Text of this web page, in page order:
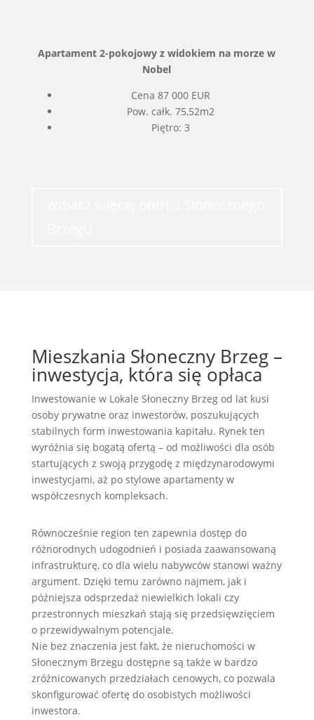
Apartament 2-pokojowy z widokiem na morze w
Nobel
Cena 87 000 EUR
Pow. całk. 75,52m2
Piętro: 3
Mieszkania Słoneczny Brzeg –
inwestycja, która się opłaca
Inwestowanie w Lokale Słoneczny Brzeg od lat kusi
osoby prywatne oraz inwestorów, poszukujących
stabilnych form inwestowania kapitału. Rynek ten
wyróżnia się bogatą ofertą – od możliwości dla osób
startujących z swoją przygodę z międzynarodowymi
inwestycjami, aż po stylowe apartamenty w
współczesnych kompleksach.
Równocześnie region ten zapewnia dostęp do
różnorodnych udogodnień i posiada zaawansowaną
infrastrukturę, co dla wielu nabywców stanowi ważny
argument. Dzięki temu zarówno najmem, jak i
późniejsza odsprzedaż niewielkich lokali czy
przestronnych mieszkań stają się przedsięwzięciem
o przewidywalnym potencjale.
Nie bez znaczenia jest fakt, że nieruchomości w
Słonecznym Brzegu dostępne są także w bardzo
zróżnicowanych przedziałach cenowych, co pozwala
skonfigurować ofertę do osobistych możliwości
inwestora.